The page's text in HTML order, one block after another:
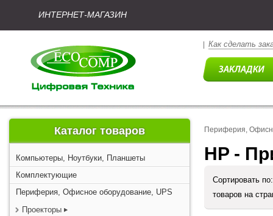
ИНТЕРНЕТ-МАГАЗИН
Как сделать
Каталог товаров
Компьютеры, Ноутбуки, Планшеты
Комплектующие
Периферия, Офисное оборудование, UPS
Проекторы
Периферия,
HP -
Сортировать
товаров на